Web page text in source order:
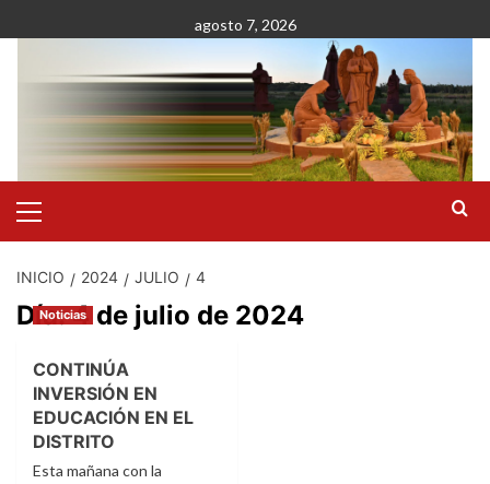
al
agosto 7, 2026
primario
INICIO 2024 JULIO 4
Día:4 de julio de 2024
Noticias
CONTINÚA
INVERSIÓN EN
EDUCACIÓN EN EL
DISTRITO
Esta mañana con la